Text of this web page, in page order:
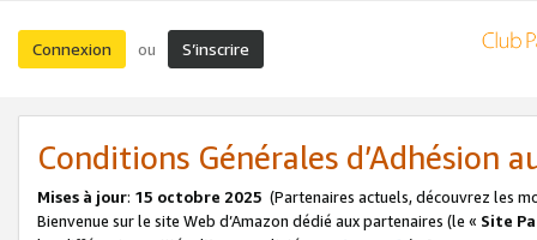
Connexion ou S’inscrire
Conditions Générales d’Adhésion
Mises à jour: 15 octobre 2025 (Partenaires actuels, découvrez les
Bienvenue sur le site Web d’Amazon dédié aux partenaires (le « Site